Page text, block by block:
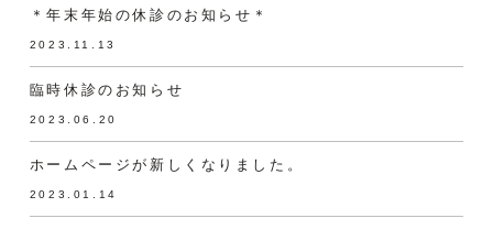
＊年末年始の休診のお知らせ＊
2023.11.13
臨時休診のお知らせ
2023.06.20
ホームページが新しくなりました。
2023.01.14